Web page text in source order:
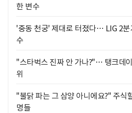
한 변수
'중동 천궁' 제대로 터졌다… LIG 2분
수
"스타벅스 진짜 안 가나?"… 탱크데
위
"불닭 파는 그 삼양 아니에요?" 주식
명들